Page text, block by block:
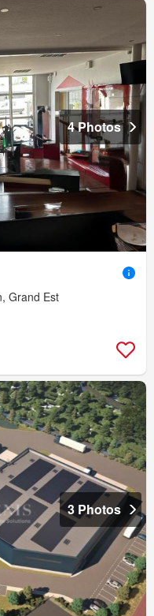
4 Photos
Grand Est
3 Photos